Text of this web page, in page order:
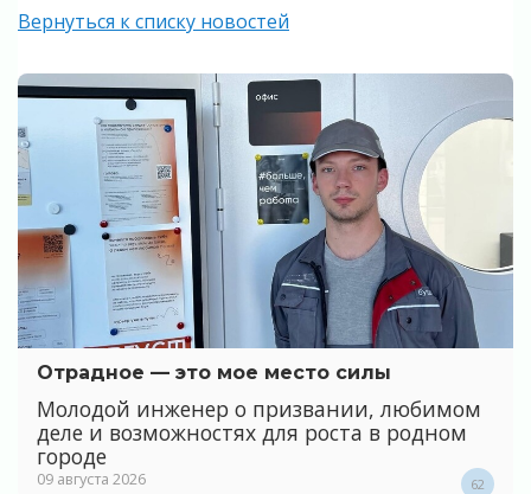
Вернуться к списку новостей
Отрадное — это мое место силы
Молодой инженер о призвании, любимом
деле и возможностях для роста в родном
городе
09 августа 2026 62